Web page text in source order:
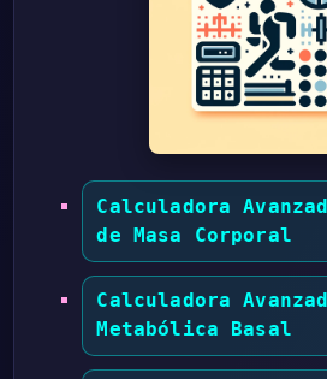
Calculadora
de Masa Corporal
Calculadora
Metabólica Basal